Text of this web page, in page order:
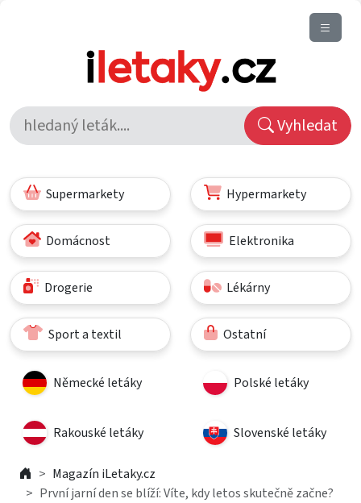
Vyhledat
Supermarkety Hypermarkety
Domácnost Elektronika
Drogerie Lékárny
Sport a textil Ostatní
Německé letáky Polské letáky
Rakouské letáky Slovenské letáky
Magazín iLetaky.cz
První jarní den se blíží: Víte, kdy letos skutečně začne?